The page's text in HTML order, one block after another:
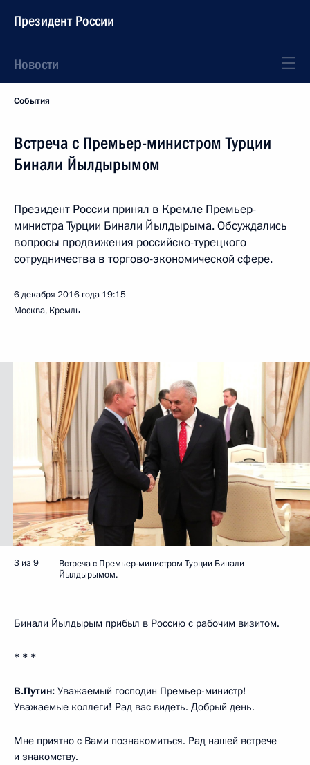
Президент России
Новости
События
Встреча с Премьер-министром Турции
Бинали Йылдырымом
Президент России принял в Кремле Премьер-
министра Турции Бинали Йылдырыма. Обсуждались
вопросы продвижения российско-турецкого
сотрудничества в торгово-экономической сфере.
6 декабря 2016 года 19:15
Москва, Кремль
3 из 9
Встреча с Премьер-министром Турции Бинали
Йылдырымом.
Бинали Йылдырым прибыл в Россию с рабочим визитом.
* * *
В.Путин: Уважаемый господин Премьер-министр!
Уважаемые коллеги! Рад вас видеть. Добрый день.
Мне приятно с Вами познакомиться. Рад нашей встрече
и знакомству.